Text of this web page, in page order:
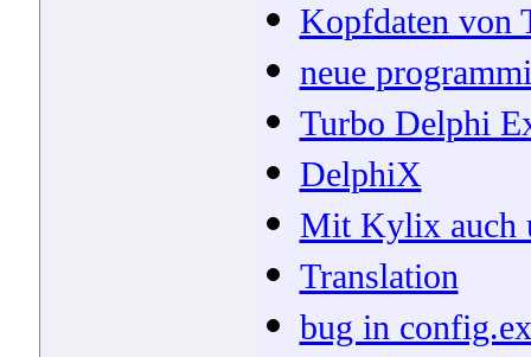
Kopfdaten von
neue
Turbo Delphi
DelphiX
Mit Kylix auch
Translation
bug in